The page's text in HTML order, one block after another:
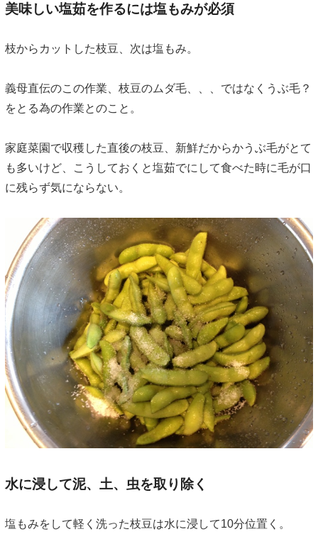
美味しい塩茹を作るには塩もみが必須
枝からカットした枝豆、次は塩もみ。
義母直伝のこの作業、枝豆のムダ毛、、、ではなくうぶ毛？
をとる為の作業とのこと。
家庭菜園で収穫した直後の枝豆、新鮮だからかうぶ毛がとて
も多いけど、こうしておくと塩茹でにして食べた時に毛が口
に残らず気にならない。
水に浸して泥、土、虫を取り除く
塩もみをして軽く洗った枝豆は水に浸して10分位置く。